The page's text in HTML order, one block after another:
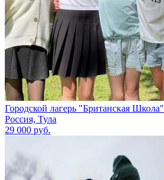
Городской лагерь "Британская Школа"
Россия, Тула
29 000 руб.